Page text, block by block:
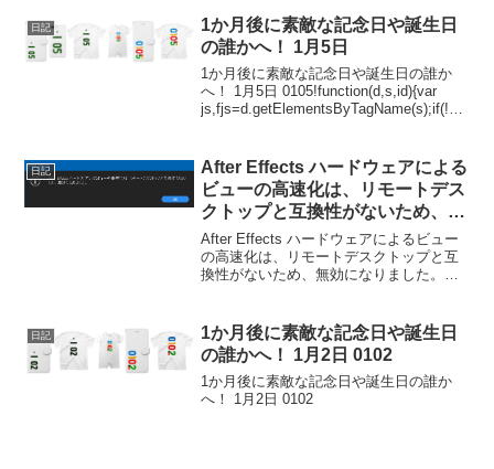
目、出来たっぽいけど結局できてないの
で）左下のウインドウズアイコ...
日記
1か月後に素敵な記念日や誕生日
の誰かへ！ 1月5日
1か月後に素敵な記念日や誕生日の誰か
へ！ 1月5日 0105!function(d,s,id){var
js,fjs=d.getElementsByTagName(s);if(!d.g
日記
After Effects ハードウェアによる
ビューの高速化は、リモートデス
クトップと互換性がないため、無
効になりました。
After Effects ハードウェアによるビュー
の高速化は、リモートデスクトップと互
換性がないため、無効になりました。
な時の解決策は、まずはネットで...
日記
1か月後に素敵な記念日や誕生日
の誰かへ！ 1月2日 0102
1か月後に素敵な記念日や誕生日の誰か
へ！ 1月2日 0102